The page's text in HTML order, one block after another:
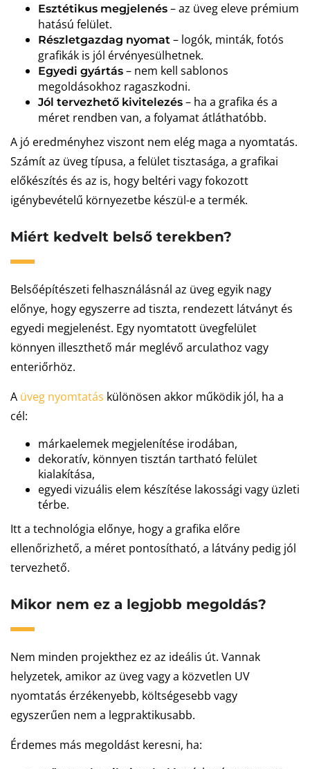
Esztétikus megjelenés – az üveg eleve prémium
hatású felület.
Részletgazdag nyomat – logók, minták, fotós
grafikák is jól érvényesülhetnek.
Egyedi gyártás – nem kell sablonos
megoldásokhoz ragaszkodni.
Jól tervezhető kivitelezés – ha a grafika és a
méret rendben van, a folyamat átláthatóbb.
A jó eredményhez viszont nem elég maga a nyomtatás.
Számít az üveg típusa, a felület tisztasága, a grafikai
előkészítés és az is, hogy beltéri vagy fokozott
igénybevételű környezetbe készül-e a termék.
Miért kedvelt belső terekben?
Belsőépítészeti felhasználásnál az üveg egyik nagy
előnye, hogy egyszerre ad tiszta, rendezett látványt és
egyedi megjelenést. Egy nyomtatott üvegfelület
könnyen illeszthető már meglévő arculathoz vagy
enteriőrhöz.
A üveg nyomtatás különösen akkor működik jól, ha a
cél:
márkaelemek megjelenítése irodában,
dekoratív, könnyen tisztán tartható felület
kialakítása,
egyedi vizuális elem készítése lakossági vagy üzleti
térbe.
Itt a technológia előnye, hogy a grafika előre
ellenőrizhető, a méret pontosítható, a látvány pedig jól
tervezhető.
Mikor nem ez a legjobb megoldás?
Nem minden projekthez ez az ideális út. Vannak
helyzetek, amikor az üveg vagy a közvetlen UV
nyomtatás érzékenyebb, költségesebb vagy
egyszerűen nem a legpraktikusabb.
Érdemes más megoldást keresni, ha: